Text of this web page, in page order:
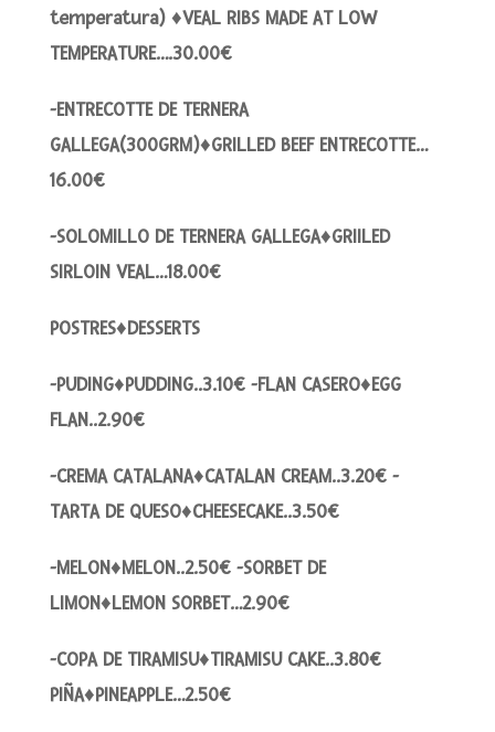
temperatura) ♦VEAL RIBS MADE AT LOW
TEMPERATURE….30.00€
-ENTRECOTTE DE TERNERA
GALLEGA(300GRM)♦GRILLED BEEF ENTRECOTTE…
16.00€
-SOLOMILLO DE TERNERA GALLEGA♦GRIILED
SIRLOIN VEAL…18.00€
POSTRES♦DESSERTS
-PUDING♦PUDDING..3.10€ -FLAN CASERO♦EGG
FLAN..2.90€
-CREMA CATALANA♦CATALAN CREAM..3.20€ -
TARTA DE QUESO♦CHEESECAKE..3.50€
-MELON♦MELON..2.50€ -SORBET DE
LIMON♦LEMON SORBET…2.90€
-COPA DE TIRAMISU♦TIRAMISU CAKE..3.80€
PIÑA♦PINEAPPLE…2.50€